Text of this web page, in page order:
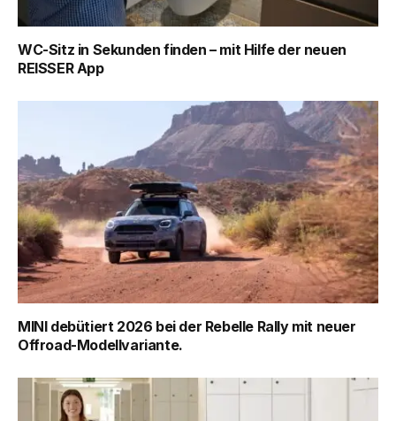
WC-Sitz in Sekunden finden – mit Hilfe der neuen
REISSER App
MINI debütiert 2026 bei der Rebelle Rally mit neuer
Offroad-Modellvariante.